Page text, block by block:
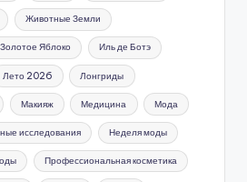
Животные Земли
Золотое Яблоко Иль де Ботэ
Лето 2026 Лонгриды
Макияж Медицина Мода
исследования Неделя моды
Профессиональная косметика